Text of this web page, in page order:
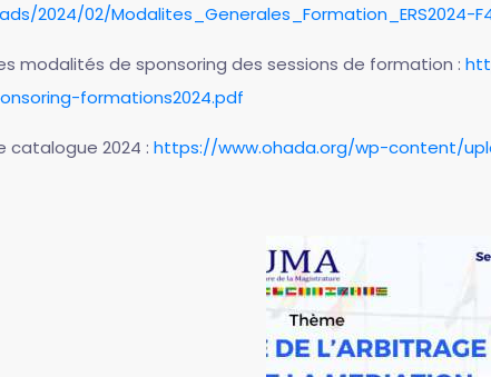
2024/02/Modalites_Generales_Formation_ERS2024-
modalités de sponsoring des sessions de formation :
formations2024.pdf
catalogue 2024 : https://www.ohada.org/wp-content/